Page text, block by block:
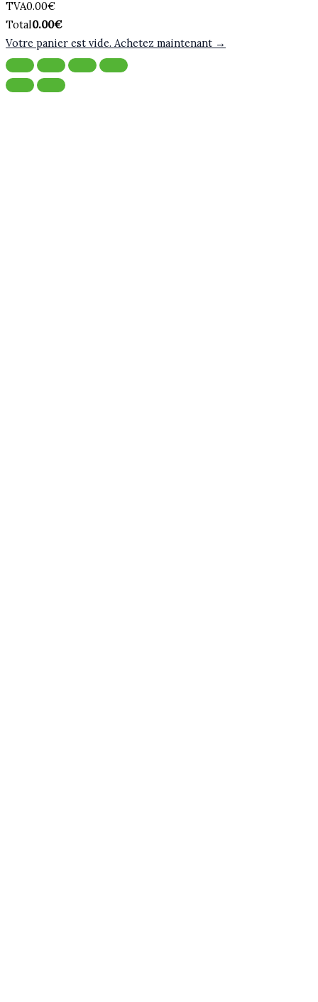
Montant
de
la
taxe:
TVA0.00€
Total
du
panier:
Total0.00€
Votre panier est vide. Achetez maintenant →